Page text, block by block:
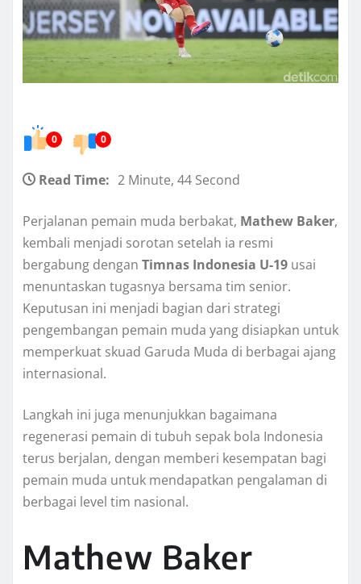
0 0
Read Time: 2 Minute, 44 Second
Perjalanan pemain muda berbakat, Mathew Baker,
kembali menjadi sorotan setelah ia resmi
bergabung dengan Timnas Indonesia U-19 usai
menuntaskan tugasnya bersama tim senior.
Keputusan ini menjadi bagian dari strategi
pengembangan pemain muda yang disiapkan untuk
memperkuat skuad Garuda Muda di berbagai ajang
internasional.
Langkah ini juga menunjukkan bagaimana
regenerasi pemain di tubuh sepak bola Indonesia
terus berjalan, dengan memberi kesempatan bagi
pemain muda untuk mendapatkan pengalaman di
berbagai level tim nasional.
Mathew Baker